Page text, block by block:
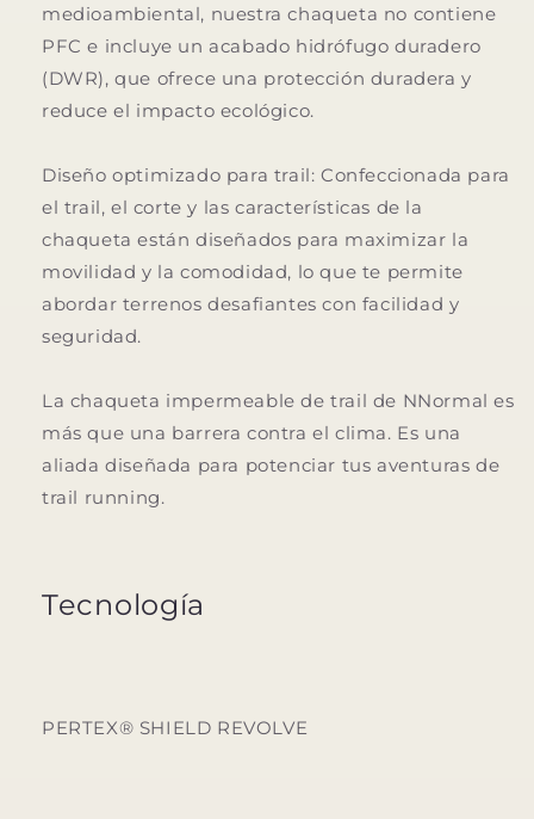
medioambiental, nuestra chaqueta no contiene
PFC e incluye un acabado hidrófugo duradero
(DWR), que ofrece una protección duradera y
reduce el impacto ecológico.
Diseño optimizado para trail: Confeccionada para
el trail, el corte y las características de la
chaqueta están diseñados para maximizar la
movilidad y la comodidad, lo que te permite
abordar terrenos desafiantes con facilidad y
seguridad.
La chaqueta impermeable de trail de NNormal es
más que una barrera contra el clima. Es una
aliada diseñada para potenciar tus aventuras de
trail running.
Tecnología
PERTEX® SHIELD REVOLVE